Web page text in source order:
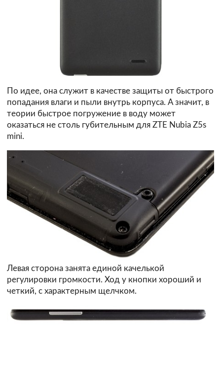
По идее, она служит в качестве защиты от быстрого
попадания влаги и пыли внутрь корпуса. А значит, в
теории быстрое погружение в воду может
оказаться не столь губительным для ZTE Nubia Z5s
mini.
Левая сторона занята единой качелькой
регулировки громкости. Ход у кнопки хороший и
четкий, с характерным щелчком.